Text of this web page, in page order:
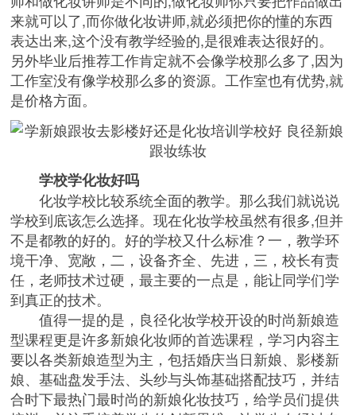
来就可以了,而你做化妆讲师,就必须把你的懂的东西
表达出来,这个没有教学经验的,是很难表达很好的。
另外毕业后推荐工作肯定就不会像学校那么多了,因为
工作室没有像学校那么多的资源。工作室也有优势,就
是价格方面。
学校学化妆好吗
化妆学校比较系统全面的教学。那么我们就说说
学校到底该怎么选择。现在化妆学校虽然有很多,但并
不是都教的好的。好的学校又什么标准？一，教学环
境干净、宽敞，二，设备齐全、先进，三，校长有责
任，老师技术过硬，最主要的一点是，能让同学们学
到真正的技术。
值得一提的是，良径化妆学校开设的时尚新娘造
型课程更是许多新娘化妆师的首选课程，学习内容主
要以各类新娘造型为主，包括婚庆当日新娘、影楼新
娘、基础盘发手法、头纱与头饰基础搭配技巧，并结
合时下最热门最时尚的新娘化妆技巧，给学员们提供